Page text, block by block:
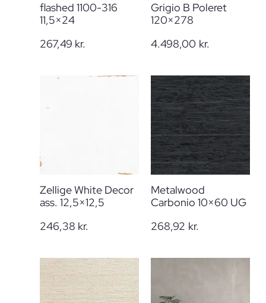
flashed 1100-316
11,5×24
267,49 kr.
Grigio B Poleret
120×278
4.498,00 kr.
Zellige White Decor
ass. 12,5×12,5
246,38 kr.
Metalwood
Carbonio 10×60 UG
268,92 kr.